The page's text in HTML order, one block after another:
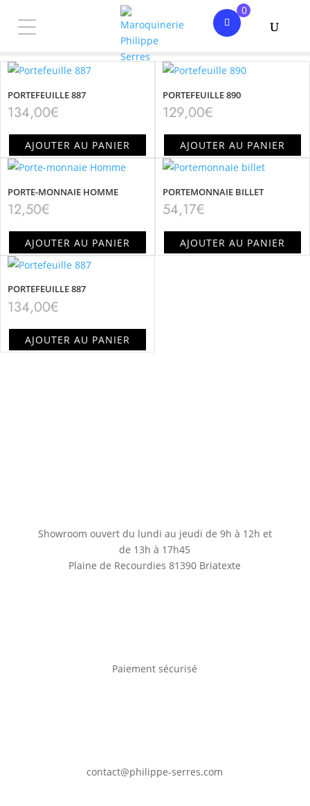
0
PORTEFEUILLE 887
134,00€
AJOUTER AU PANIER
PORTEFEUILLE 890
129,00€
AJOUTER AU PANIER
PORTE-MONNAIE HOMME
12,50€
AJOUTER AU PANIER
PORTEMONNAIE BILLET
54,17€
AJOUTER AU PANIER
PORTEFEUILLE 887
134,00€
AJOUTER AU PANIER
Showroom ouvert du lundi au jeudi de 9h à 12h et
de 13h à 17h45
Plaine de Recourdies81390 Briatexte
Paiement sécurisé
contact@philippe-serres.com